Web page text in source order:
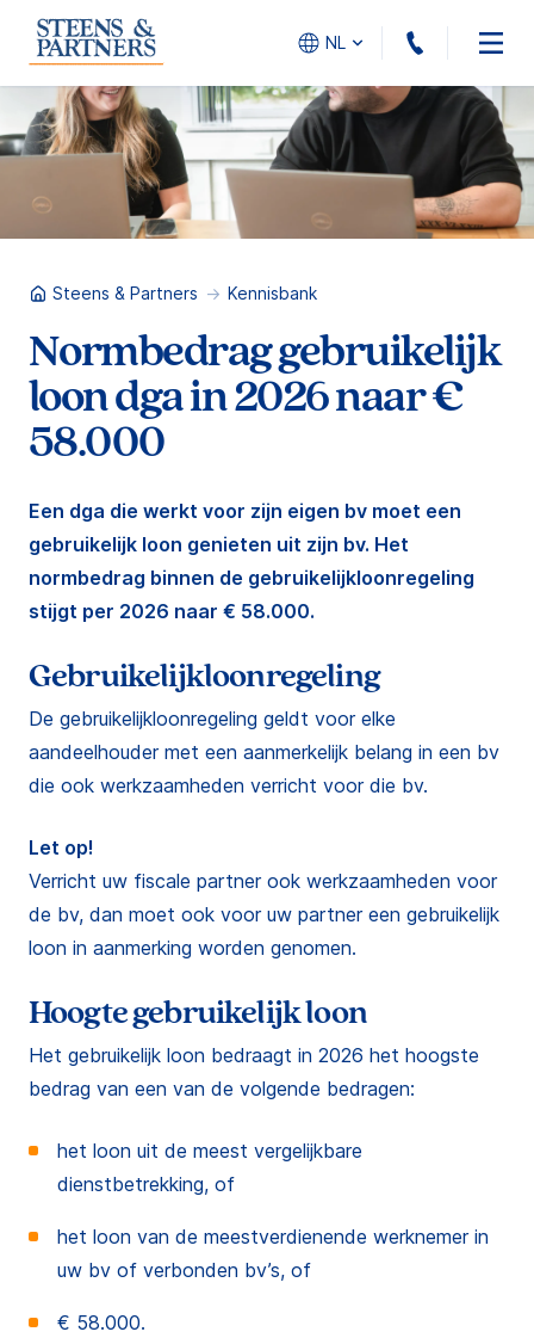
NL 010 -
Steens & Partners Kennisbank
Normbedrag gebruikelijk
loon dga in 2026 naar €
58.000
Een dga die werkt voor zijn eigen bv moet een
gebruikelijk loon genieten uit zijn bv. Het
normbedrag binnen de gebruikelijkloonregeling
stijgt per 2026 naar € 58.000.
Gebruikelijkloonregeling
De gebruikelijkloonregeling geldt voor elke
aandeelhouder met een aanmerkelijk belang in een bv
die ook werkzaamheden verricht voor die bv.
Let op!
Verricht uw fiscale partner ook werkzaamheden voor
de bv, dan moet ook voor uw partner een gebruikelijk
loon in aanmerking worden genomen.
Hoogte gebruikelijk loon
Het gebruikelijk loon bedraagt in 2026 het hoogste
bedrag van een van de volgende bedragen:
het loon uit de meest vergelijkbare
dienstbetrekking, of
het loon van de meestverdienende werknemer in
uw bv of verbonden bv’s, of
€ 58.000.